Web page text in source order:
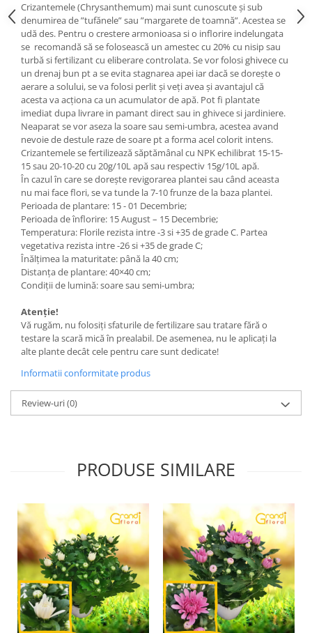
Crizantemele (Chrysanthemum) mai sunt cunoscute și sub
denumirea de ”tufănele” sau ”margarete de toamnă”. Acestea se
udă des. Pentru o crestere armonioasa si o inflorire indelungata
se recomandă să se folosească un amestec cu 20% cu nisip sau
turbă si fertilizant cu eliberare controlata. Se vor folosi ghivece cu
un drenaj bun pt a se evita stagnarea apei iar dacă se dorește o
aerare a solului, se va folosi perlit și veți avea și avantajul că
acesta va acționa ca un acumulator de apă. Pot fi plantate
imediat dupa livrare in pamant direct sau in ghivece si jardiniere.
Neaparat se vor aseza la soare sau semi-umbra, acestea avand
nevoie de destule raze de soare pt a forma acel colorit intens.
Crizantemele se fertilizează săptămânal cu NPK echilibrat 15-15-
15 sau 20-10-20 cu 20g/10L apă sau respectiv 15g/10L apă.
În cazul în care se dorește revigorarea plantei sau când aceasta
nu mai face flori, se va tunde la 7-10 frunze de la baza plantei.
Perioada de plantare: 15 - 01 Decembrie;
Perioada de înflorire: 15 August – 15 Decembrie;
Temperatura: Florile rezista intre -3 si +35 de grade C. Partea
vegetativa rezista intre -26 si +35 de grade C;
Înălțimea la maturitate: până la 40 cm;
Distanța de plantare: 40×40 cm;
Condiții de lumină: soare sau semi-umbra;
Atenție!
Vă rugăm, nu folosiți sfaturile de fertilizare sau tratare fără o
testare la scară mică în prealabil. De asemenea, nu le aplicați la
alte plante decât cele pentru care sunt dedicate!
Informatii conformitate produs
Review-uri(0)
PRODUSE SIMILARE